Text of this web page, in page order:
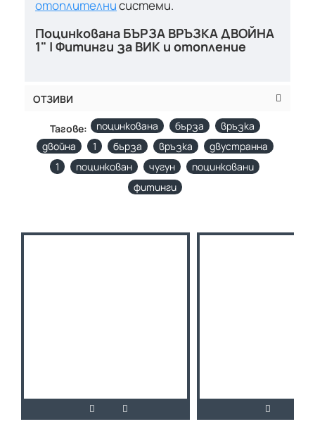
отоплителнисистеми.
Поцинкована БЪРЗА ВРЪЗКА ДВОЙНА
1" | Фитинги за ВИК и отопление
ОТЗИВИ
Тагове: поцинкована бърза
връзка
двойна
1 бърза връзка
двустранна
1
поцинкован чугун
поцинковани
фитинги